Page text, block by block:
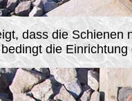
dass die
die